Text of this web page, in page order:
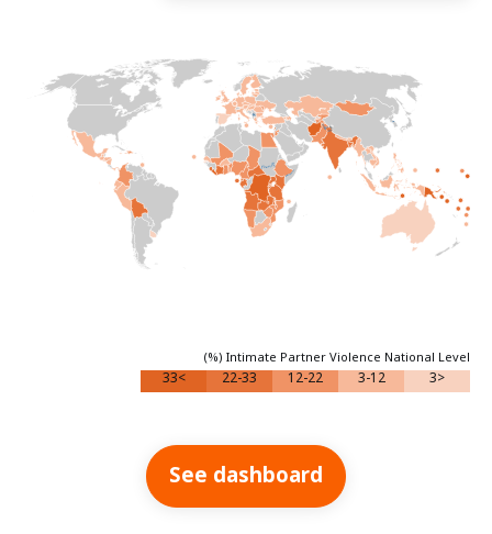
Intimate Partner Violence National Level (%)
<3
3-12
12-22
22-33
>33
See dashboard